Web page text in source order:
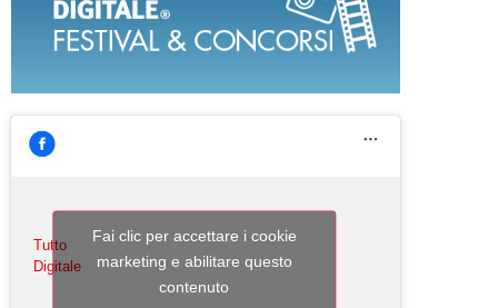
Tutto
Digitale
Fai clic per accettare i cookie
marketing e abilitare questo
contenuto